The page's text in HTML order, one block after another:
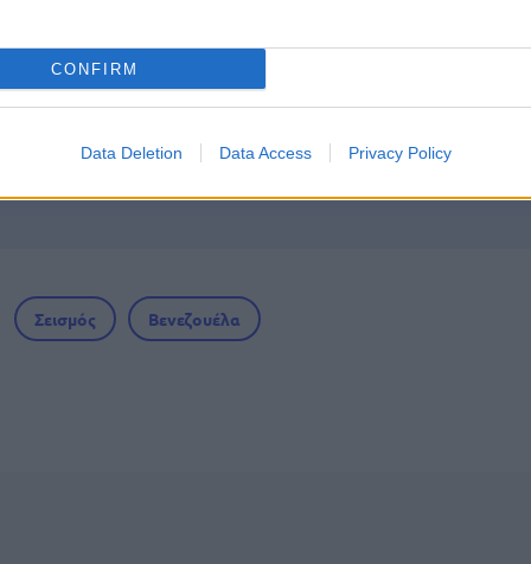
CONFIRM
Data Deletion Data Access Privacy Policy
Σεισμός Βενεζουέλα